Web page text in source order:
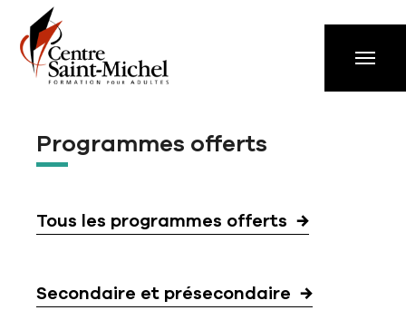
Aller à la navigation principale
Aller au contenu principal
Passer au pied de page
Programmes offerts
Tous les programmes offerts
Secondaire et présecondaire